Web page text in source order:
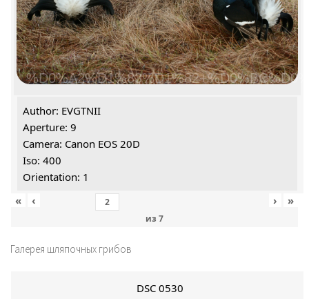
Author: EVGTNII
Aperture: 9
Camera: Canon EOS 20D
Iso: 400
Orientation: 1
«
‹
из 7
› »
Галерея шляпочных грибов
DSC 0530